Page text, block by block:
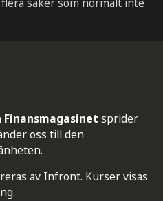
Finansmagasinet sprider
oss till den
av Infront. Kurser visas